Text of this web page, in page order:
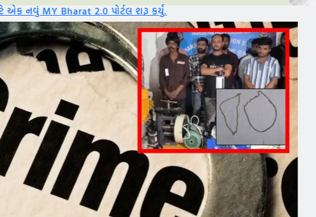
પોર્ટલ શરૂ કર્યું.